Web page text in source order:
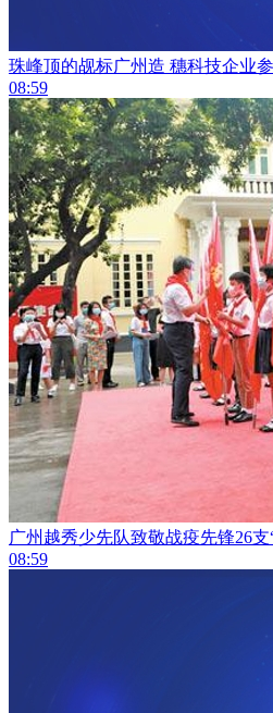
珠峰顶的觇标广州造 穗科技企业
08:59
广州越秀少先队致敬战疫先锋26
08:59